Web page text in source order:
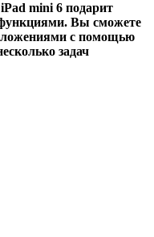
mini 6 подарит
Вы сможете
с помощью
задач